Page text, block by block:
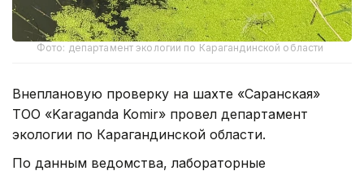
Фото: департамент экологии по Карагандинской области
Внеплановую проверку на шахте «Саранская»
ТОО «Karaganda Komir» провел департамент
экологии по Карагандинской области.
По данным ведомства, лабораторные